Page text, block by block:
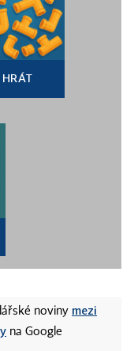
HRÁT
noviny mezi
na Google